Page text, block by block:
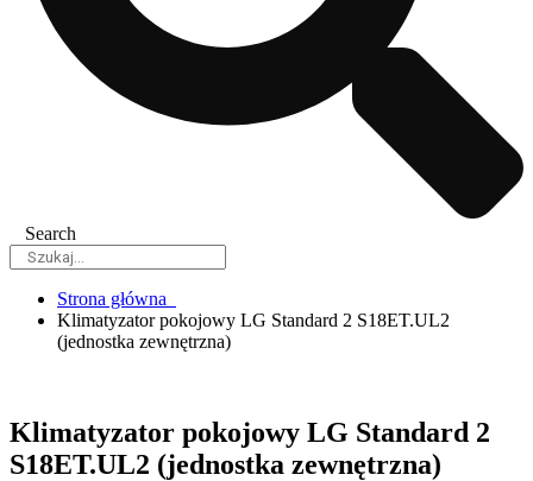
Search
Strona główna
Klimatyzator pokojowy LG Standard 2 S18ET.UL2
(jednostka zewnętrzna)
Klimatyzator pokojowy LG Standard 2
S18ET.UL2 (jednostka zewnętrzna)